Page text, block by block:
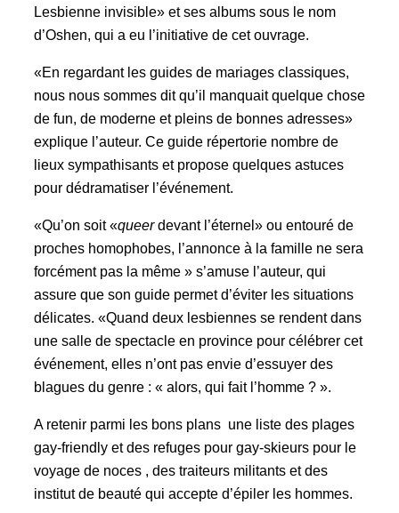
Lesbienne invisible» et ses albums sous le nom
d’Oshen, qui a eu l’initiative de cet ouvrage.
«En regardant les guides de mariages classiques,
nous nous sommes dit qu’il manquait quelque chose
de fun, de moderne et pleins de bonnes adresses»
explique l’auteur. Ce guide répertorie nombre de
lieux sympathisants et propose quelques astuces
pour dédramatiser l’événement.
«Qu’on soit «queerdevant l’éternel» ou entouré de
proches homophobes, l’annonce à la famille ne sera
forcément pas la même » s’amuse l’auteur, qui
assure que son guide permet d’éviter les situations
délicates. «Quand deux lesbiennes se rendent dans
une salle de spectacle en province pour célébrer cet
événement, elles n’ont pas envie d’essuyer des
blagues du genre : « alors, qui fait l’homme ? ».
A retenir parmi les bons plans une liste des plages
gay-friendly et des refuges pour gay-skieurs pour le
voyage de noces , des traiteurs militants et des
institut de beauté qui accepte d’épiler les hommes.